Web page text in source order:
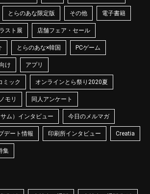
とらのあな限定版 その他 電子書籍
スト展 店舗フェア・セール
とらのあな×韓国 PCゲーム
け アプリ
ミック オンラインとら祭り2020夏
モリ 同人アンケート
ム）インタビュー 今日のメルマガ
デート情報 印刷所インタビュー Creatia
集